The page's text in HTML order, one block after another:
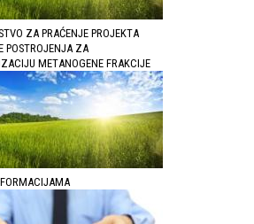
ZA PRAĆENJE PROJEKTA
POSTROJENJA ZA
METANOGENE FRAKCIJE